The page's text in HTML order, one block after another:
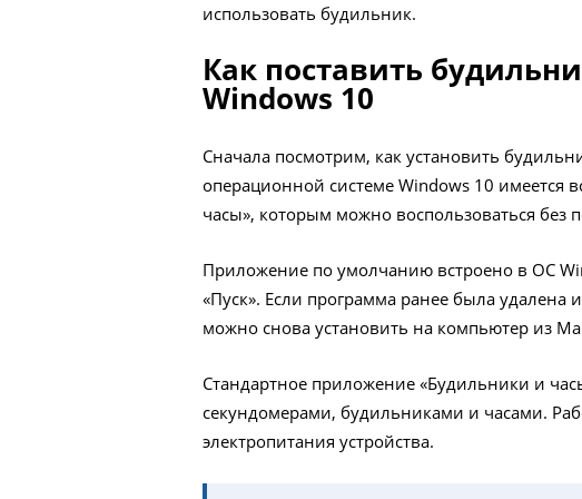
использовать будильник.
Как поставить
Windows 10
Сначала посмотрим, как установить
операционной системе Windows 10 имеется
часы», которым можно воспользоваться без
Приложение по умолчанию встроено в ОС
«Пуск». Если программа ранее была
можно снова установить на компьютер из
Стандартное приложение «Будильники и
секундомерами, будильниками и часами.
электропитания устройства.